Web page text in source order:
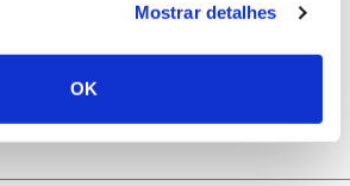
Mostrar detalhes
OK